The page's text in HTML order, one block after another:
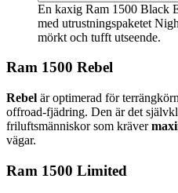
En kaxig Ram 1500 Black
med utrustningspaketet
mörkt och tufft utseende.
Ram 1500 Rebel
Rebel är optimerad för
offroad-fjädring. Den är det
friluftsmänniskor som kräver
vägar.
Ram 1500 Limited